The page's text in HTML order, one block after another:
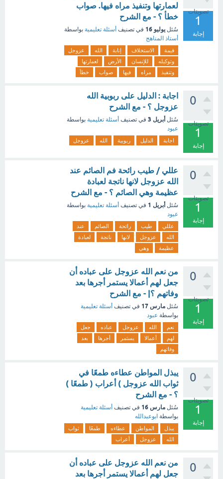
تصويتات
1
إجابة
لعمارتها وتنفيذ مراه فيها. صواب
خطأ ؟ - مع الشرح
سُئل يوليو 16 في تصنيف أسئلة تعليمية بواسطة
أستاذ المناهج
قيمة الاستخلاف إنابة الله
عزوجل
وتوكيله
للإنسان الأرض
لعمارتها
وتنفيذ
مراه فيها صواب خطأ
0
تصويتات
1
إجابة
اجابة : الدليل على ربوبية الله
عزوجل ؟ - مع الشرح
سُئل أبريل 3 في تصنيف أسئلة تعليمية بواسطة
عبود
اجابة الدليل ربوبية الله عزوجل
0
تصويتات
1
إجابة
عللي / طيب رائحة فم الصائم عند
الله عزوجل لانها ناتجة لعبادة
عظيمة وهي الصائم ؟ - مع الشرح
سُئل أبريل 1 في تصنيف أسئلة تعليمية بواسطة
عبود
عللي طيب رائحة الصائم
عند
الله
عزوجل لانها ناتجة
لعبادة
عظيمة
وهي
0
تصويتات
1
إجابة
من نعم الله عزوجل على عباده أن
جعل لهم أعمالا يستمر أجرها بعد
وفاتهم ؟| - مع الشرح
سُئل مارس 17 في تصنيف أسئلة تعليمية
بواسطة عبود
نعم الله عزوجل عباده
جعل
لهم
أعمالا يستمر أجرها
بعد
وفاتهم
0
تصويتات
1
إجابة
يبذل المواطن عطاءه طمعًا في
ثواب الله عزوجل ) أعراب ( طمعًا )
؟ - مع الشرح
سُئل مارس 16 في تصنيف أسئلة تعليمية
بواسطة ابوعبدالله
يبذل المواطن عطاءه طمعًا
ثواب
الله
عزوجل أعراب
0
من نعم الله عزوجل على عباده أن
جعل لهم أعمالا يستمر أجرها بعد